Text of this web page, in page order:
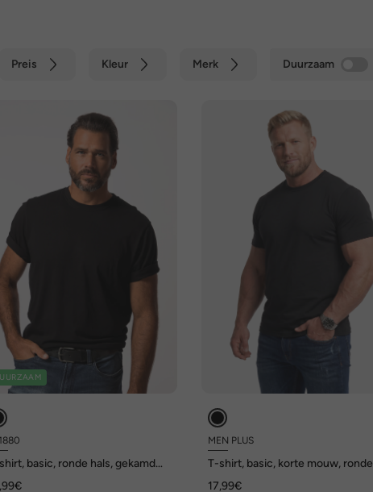
Preis Kleur Merk Duurzaam
basic, ronde hals, gekamd
MEN PLUS
T-shirt, basic, korte mouw, ronde
17,99€